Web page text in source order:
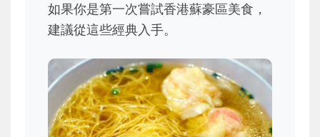
如果你是第一次嘗試香港蘇豪區美食，
建議從這些經典入手。